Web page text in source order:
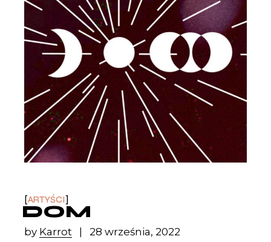
ARTYŚCI
DOM
by Karrot 28 września, 2022